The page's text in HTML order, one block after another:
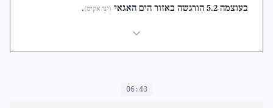
בעוצמה 5.2 הורגשה באזור הים האגאי
(יני אקיט).
06:43